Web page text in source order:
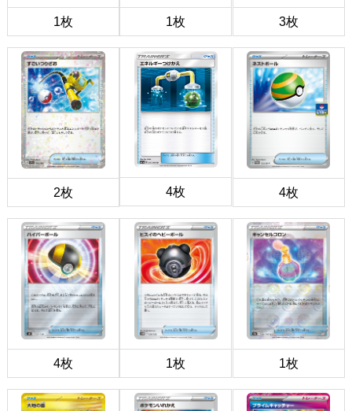
1枚 1枚 3枚
2枚 4枚 4枚
4枚 1枚 1枚